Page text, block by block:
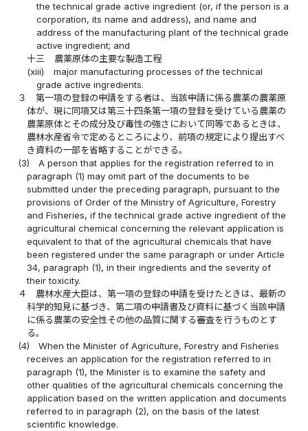
the technical grade active ingredient (or, if the person is a
corporation, its name and address), and name and
address of the manufacturing plant of the technical grade
active ingredient; and
十三
農薬原体の主要な製造工程
(xiii)
major manufacturing processes of the technical
grade active ingredients.
３
第一項の登録の申請をする者は、当該申請に係る農薬の農薬原
体が、現に同項又は第三十四条第一項の登録を受けている農薬の
農薬原体とその成分及び毒性の強さにおいて同等であるときは、
農林水産省令で定めるところにより、前項の規定により提出すべ
き資料の一部を省略することができる。
(3)
A person that applies for the registration referred to in
paragraph (1) may omit part of the documents to be
submitted under the preceding paragraph, pursuant to the
provisions of Order of the Ministry of Agriculture, Forestry
and Fisheries, if the technical grade active ingredient of the
agricultural chemical concerning the relevant application is
equivalent to that of the agricultural chemicals that have
been registered under the same paragraph or under Article
34, paragraph (1), in their ingredients and the severity of
their toxicity.
４
農林水産大臣は、第一項の登録の申請を受けたときは、最新の
科学的知見に基づき、第二項の申請書及び資料に基づく当該申請
に係る農薬の安全性その他の品質に関する審査を行うものとす
る。
(4)
When the Minister of Agriculture, Forestry and Fisheries
receives an application for the registration referred to in
paragraph (1), the Minister is to examine the safety and
other qualities of the agricultural chemicals concerning the
application based on the written application and documents
referred to in paragraph (2), on the basis of the latest
scientific knowledge.